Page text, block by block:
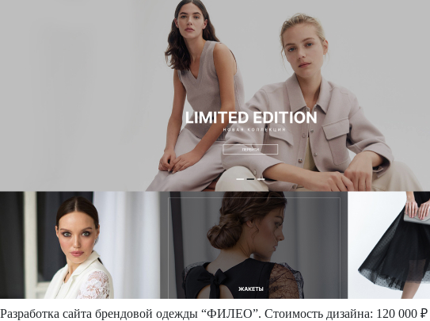
Разработка сайта брендовой одежды “ФИЛЕО”. Стоимость дизайна: 120 000 ₽